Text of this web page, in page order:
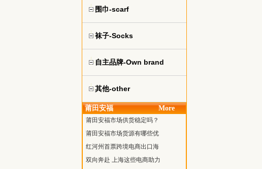
围巾-scarf
袜子-Socks
自主品牌-Own brand
其他-other
莆田安福 More
莆田安福市场供货稳定吗？
莆田安福市场货源有哪些优
红河州首票跨境电商出口海
双向奔赴 上海这些电商助力